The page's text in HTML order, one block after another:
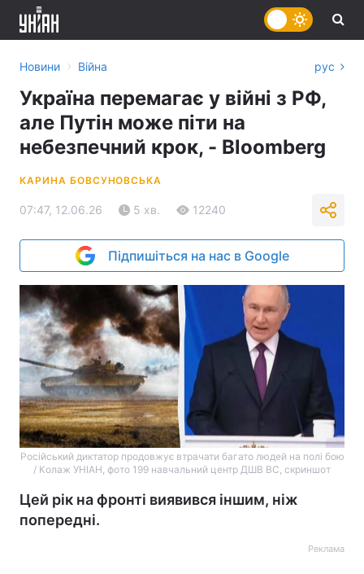
Новини › Війна рус
Україна перемагає у війні з РФ,
але Путін може піти на
небезпечний крок, - Bloomberg
КАРИНА БОВСУНОВСЬКА
07:47, 12.06.26 5 хв. 12240
Підпишіться на нас в Google
Російський диктатор продовжує втрачати багато людей на полі бою
/ Колаж УНІАН, фото 199 навчальний центр ДШВ ВС, скриншот
Цей рік на фронті виявився іншим, ніж
попередні.
Реклама